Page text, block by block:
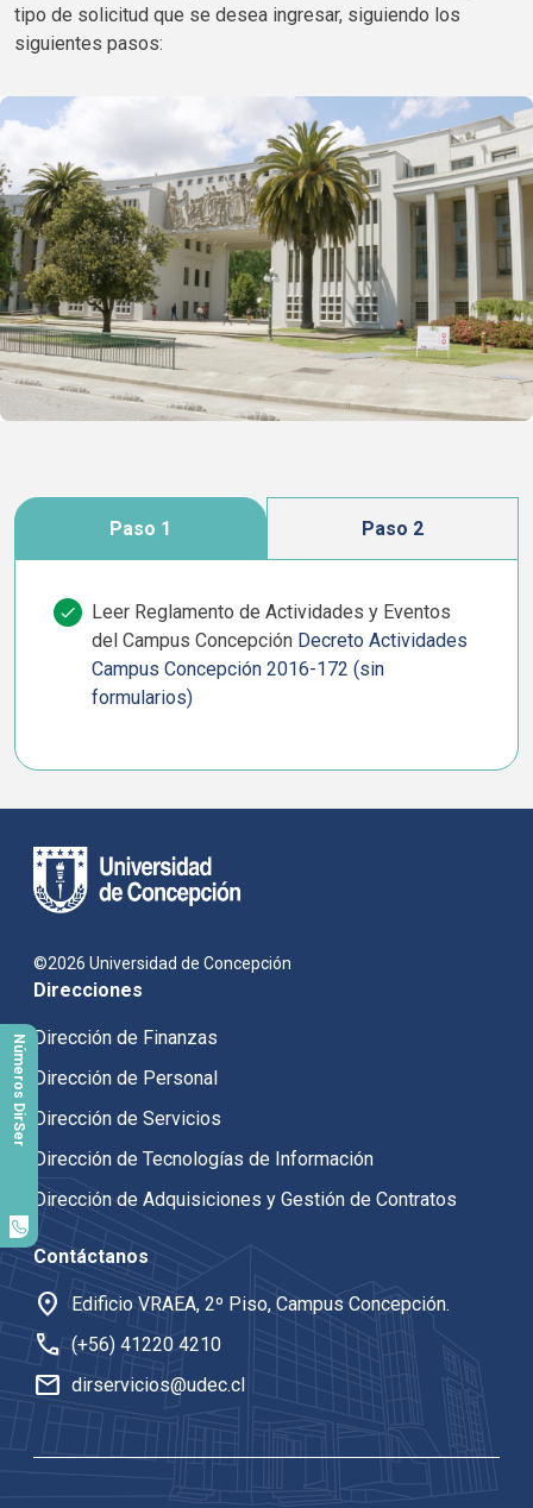
tipo de solicitud que se desea ingresar, siguiendo los
siguientes pasos:
Paso 1 Paso 2
Leer Reglamento de Actividades y Eventos
del Campus Concepción Decreto Actividades
Campus Concepción 2016-172 (sin
formularios)
Direcciones
Dirección de Finanzas
Dirección de Personal
Dirección de Servicios
Dirección de Tecnologías de Información
Dirección de Adquisiciones y Gestión de Contratos
Contáctanos
location_on Edificio VRAEA, 2º Piso, Campus Concepción.
call (+56) 41220 4210
mail dirservicios@udec.cl
©2026 Universidad de Concepción
Números DirSer